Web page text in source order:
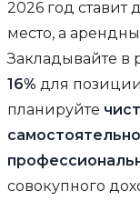
2026 год ставит
место, а
Закладывайте в
16% для
планируйте
совокупного